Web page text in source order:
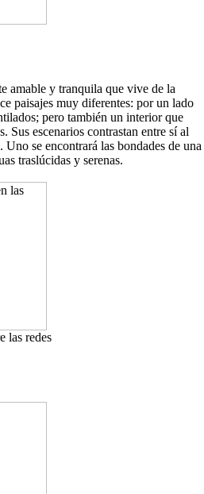
amable y tranquila que vive de la
paisajes muy diferentes: por un lado
pero también un interior que
Sus escenarios contrastan entre sí al
se encontrará las bondades de una
traslúcidas y serenas.
las redes